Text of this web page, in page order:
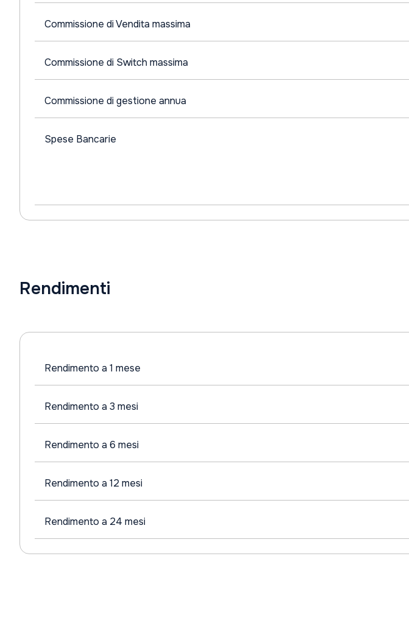
Commissione di Vendita massima
Commissione di Switch massima
Commissione di gestione annua
Spese Bancarie
Rendimenti
Rendimento a 1 mese
Rendimento a 3 mesi
Rendimento a 6 mesi
Rendimento a 12 mesi
Rendimento a 24 mesi